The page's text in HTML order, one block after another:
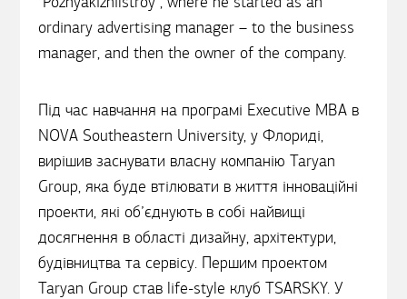
ordinary advertising manager – to the business
manager, and then the owner of the company.
Під час навчання на програмі Executive MBA в
NOVA Southeastern University, у Флориді,
вирішив заснувати власну компанію Taryan
Group, яка буде втілювати в життя інноваційні
проекти, які об’єднують в собі найвищі
досягнення в області дизайну, архітектури,
будівництва та сервісу. Першим проектом
Taryan Group став life-style клуб TSARSKY. У